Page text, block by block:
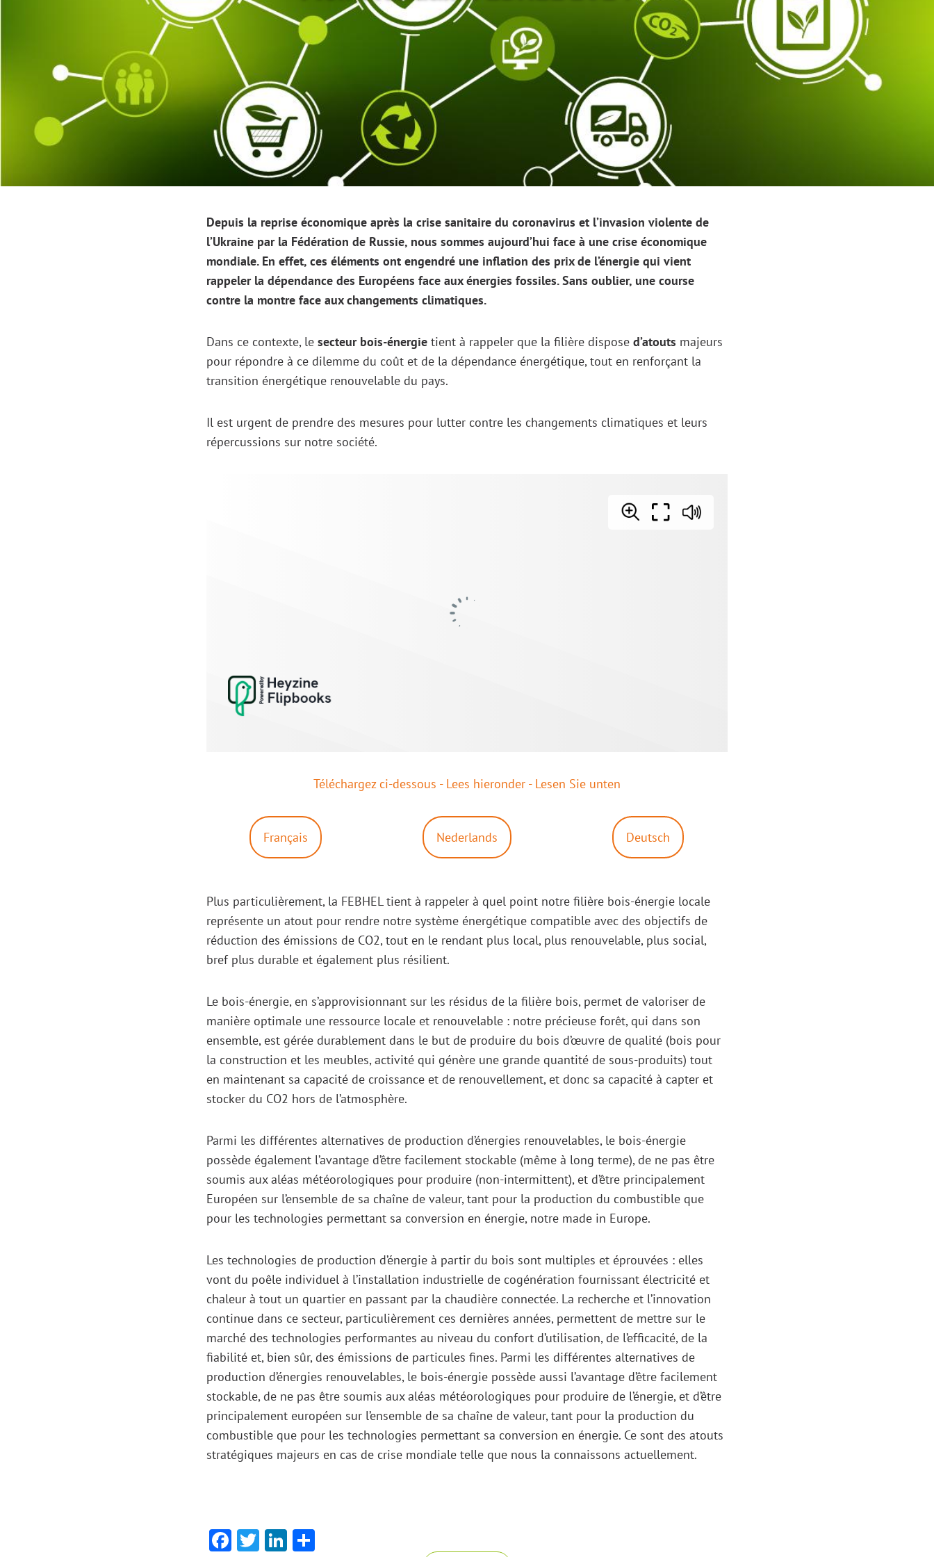
Image
Depuis la reprise économique après la crise sanitaire du coronavirus et l’invasion violente de
l’Ukraine par la Fédération de Russie, nous sommes aujourd’hui face à une crise économique
mondiale. En effet, ces éléments ont engendré une inflation des prix de l’énergie qui vient
rappeler la dépendance des Européens face aux énergies fossiles. Sans oublier, une course
contre la montre face aux changements climatiques.
Dans ce contexte, le secteur bois-énergie tient à rappeler que la filière dispose d’atouts majeurs
pour répondre à ce dilemme du coût et de la dépendance énergétique, tout en renforçant la
transition énergétique renouvelable du pays.
Il est urgent de prendre des mesures pour lutter contre les changements climatiques et leurs
répercussions sur notre société.
Téléchargez ci-dessous - Lees hieronder - Lesen Sie unten
Français Nederlands Deutsch
Plus particulièrement, la FEBHEL tient à rappeler à quel point notre filière bois-énergie locale
représente un atout pour rendre notre système énergétique compatible avec des objectifs de
réduction des émissions de CO2, tout en le rendant plus local, plus renouvelable, plus social,
bref plus durable et également plus résilient.
Le bois-énergie, en s’approvisionnant sur les résidus de la filière bois, permet de valoriser de
manière optimale une ressource locale et renouvelable : notre précieuse forêt, qui dans son
ensemble, est gérée durablement dans le but de produire du bois d’œuvre de qualité (bois pour
la construction et les meubles, activité qui génère une grande quantité de sous-produits) tout
en maintenant sa capacité de croissance et de renouvellement, et donc sa capacité à capter et
stocker du CO2 hors de l’atmosphère.
Parmi les différentes alternatives de production d’énergies renouvelables, le bois-énergie
possède également l’avantage d’être facilement stockable (même à long terme), de ne pas être
soumis aux aléas météorologiques pour produire (non-intermittent), et d’être principalement
Européen sur l’ensemble de sa chaîne de valeur, tant pour la production du combustible que
pour les technologies permettant sa conversion en énergie, notre made in Europe.
Les technologies de production d’énergie à partir du bois sont multiples et éprouvées : elles
vont du poêle individuel à l’installation industrielle de cogénération fournissant électricité et
chaleur à tout un quartier en passant par la chaudière connectée. La recherche et l’innovation
continue dans ce secteur, particulièrement ces dernières années, permettent de mettre sur le
marché des technologies performantes au niveau du confort d’utilisation, de l’efficacité, de la
fiabilité et, bien sûr, des émissions de particules fines. Parmi les différentes alternatives de
production d’énergies renouvelables, le bois-énergie possède aussi l’avantage d’être facilement
stockable, de ne pas être soumis aux aléas météorologiques pour produire de l’énergie, et d’être
principalement européen sur l’ensemble de sa chaîne de valeur, tant pour la production du
combustible que pour les technologies permettant sa conversion en énergie. Ce sont des atouts
stratégiques majeurs en cas de crise mondiale telle que nous la connaissons actuellement.
Facebook
TwitterLinkedIn